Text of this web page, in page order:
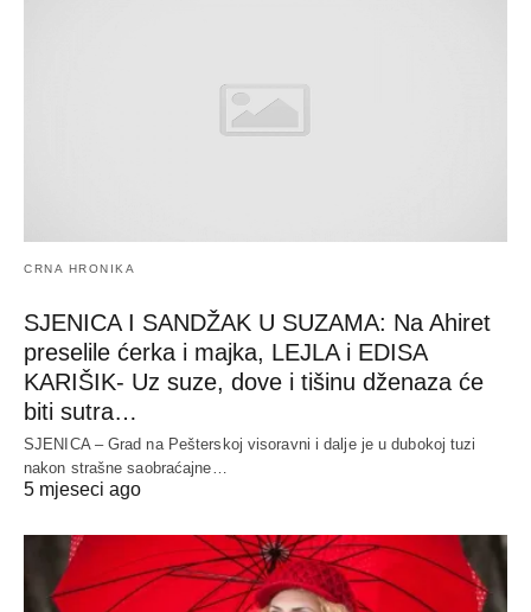
CRNA HRONIKA
SJENICA I SANDŽAK U SUZAMA: Na Ahiret
preselile ćerka i majka, LEJLA i EDISA
KARIŠIK- Uz suze, dove i tišinu dženaza će
biti sutra…
SJENICA – Grad na Pešterskoj visoravni i dalje je u dubokoj tuzi
nakon strašne saobraćajne…
5 mjeseci ago